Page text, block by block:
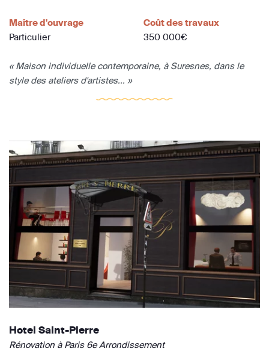
Maître d'ouvrage
Particulier
Coût des travaux
350 000€
« Maison individuelle contemporaine, à Suresnes, dans le
style des ateliers d'artistes... »
Hotel Saint-Pierre
Rénovation à Paris 6e Arrondissement